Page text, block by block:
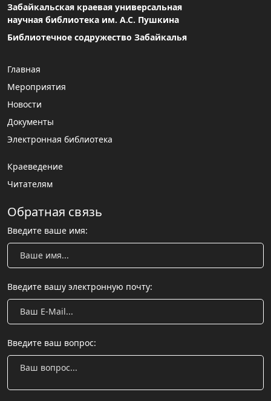
Забайкальская краевая универсальная
научная библиотека им. А.С. Пушкина
Библиотечное содружество Забайкалья
Главная
Мероприятия
Новости
Документы
Электронная библиотека
Краеведение
Читателям
Обратная связь
Введите ваше имя:
Введите вашу электронную почту:
Введите ваш вопрос: